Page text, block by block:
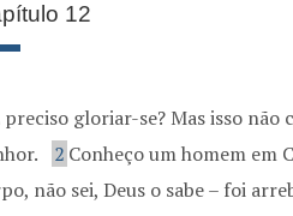
12
preciso gloriar-se? Mas isso não
2 Conheço um homem em
não sei, Deus o sabe – foi